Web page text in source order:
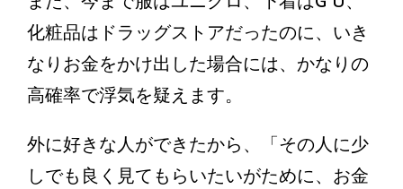
化粧品はドラッグストアだったのに、いき
なりお金をかけ出した場合には、かなりの
高確率で浮気を疑えます。
外に好きな人ができたから、「その人に少
しでも良く見てもらいたいがために、お金